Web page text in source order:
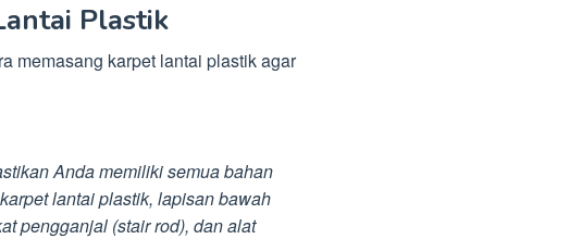
Plastik
memasang karpet lantai plastik agar
Anda memiliki semua bahan
lantai plastik, lapisan bawah
pengganjal (stair rod), dan alat